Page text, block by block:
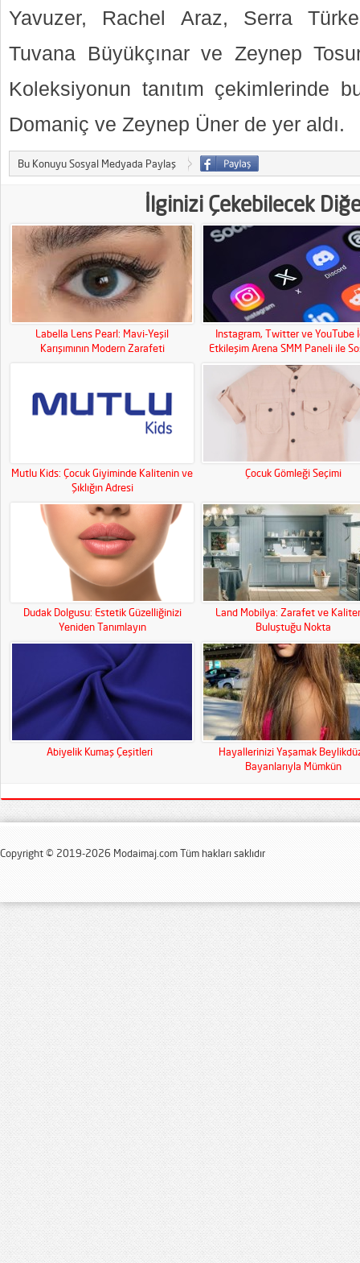
Yavuzer, Rachel Araz, Serra
Tuvana Büyükçınar ve Zeynep
Koleksiyonun tanıtım çekimlerinde
Domaniç ve Zeynep Üner de yer aldı.
Bu Konuyu Sosyal Medyada Paylaş
İlginizi Çekebilecek
Labella Lens Pearl: Mavi-Yeşil
Karışımının Modern Zarafeti
Instagram, Twitter ve YouTube
Etkileşim Arena SMM Paneli ile
Medya Gücünüzü Artırın!
Mutlu Kids: Çocuk Giyiminde Kalitenin ve
Şıklığın Adresi
Çocuk Gömleği Seçimi
Dudak Dolgusu: Estetik Güzelliğinizi
Yeniden Tanımlayın
Land Mobilya: Zarafet ve
Buluştuğu Nokta
Abiyelik Kumaş Çeşitleri
Hayallerinizi Yaşamak
Bayanlarıyla Mümkün
Copyright © 2019-2026 Modaimaj.com Tüm hakları saklıdır